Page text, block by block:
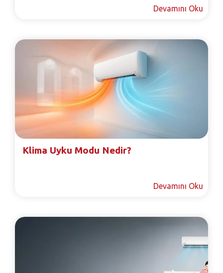
Devamını Oku
Klima Uyku Modu Nedir?
Devamını Oku